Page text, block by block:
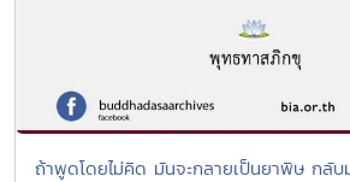
ถ้าพูดโดยไม่คิด มันจะกลายเป็นยาพิษ กลับ